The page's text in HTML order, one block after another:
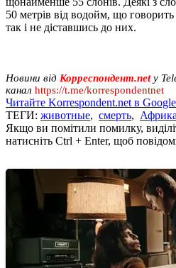
50 метрів від водойм, що
так і не діставшись до них.
Новини від Корреспондент.net у
канал https://t.me/korrespondentnet
Читайте Korrespondent.net в
ТЕГИ: животные, смерть, Африка
Якщо ви помітили помилку,
натисніть Ctrl + Enter, щоб